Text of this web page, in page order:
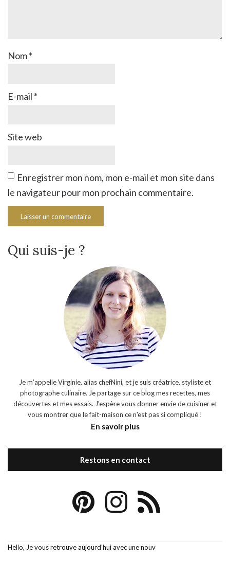
Nom*
E-mail *
Site web
Enregistrer mon nom, mon e-mail et mon site dans
le navigateur pour mon prochain commentaire.
Qui suis-je ?
Je m’appelle Virginie, alias chefNini, et je suis créatrice, styliste et
photographe culinaire. Je partage sur ce blog mes recettes, mes
découvertes et mes essais. J'espère vous donner envie de cuisiner et
vous montrer que le fait-maison ce n'est pas si compliqué !
En savoir plus
Restons en contact
Hello, Je vous retrouve aujourd’hui avec une nouv